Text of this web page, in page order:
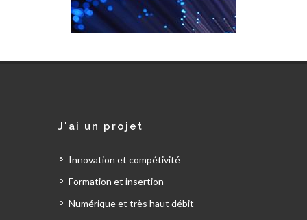
J'ai un projet
Innovation et compétivité
Formation et insertion
Numérique et très haut débit